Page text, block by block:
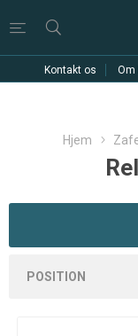
Kontakt os Om
Hjem